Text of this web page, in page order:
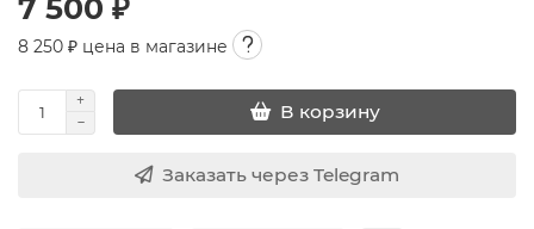
7 500 ₽
8 250 ₽ цена в магазине
В корзину
Заказать через Telegram